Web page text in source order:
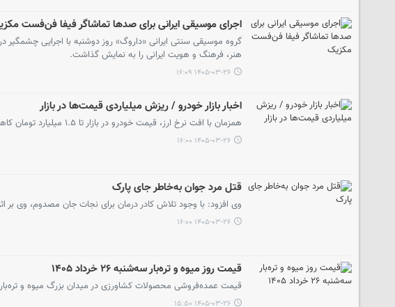
اجرای موسیقی ایرانی برای صدها تماشاگر فیفا فن‌فست
گروه موسیقی سنتی ایرانی «داروگ» روز دوشنبه با اجرایی چشمگیر
هنر، فرهنگ و هویت ایرانی را به نمایش گذاشت.
۱۴۰۵-۰۳-۲۶ ۱۶:۰۹
اخبار بازار خودرو / ریزش میلیاردی قیمت‌ها در بازار
همزمان با افت نرخ ارز، قیمت خودرو در بازار تا ۱.۵ میلیارد تومان کاهش یافت اما رکود معاملات همچنان ادامه دارد.
۱۴۰۵-۰۳-۲۶ ۱۶:۰۰
قتل مرد جوان به‌خاطر جای پارک
️وی افزود: با وجود تلاش کادر درمان برای نجات جان مصدوم، وی بر
۱۴۰۵-۰۳-۲۶ ۱۶:۰۰
قیمت روز میوه‌ و تره‌بار سه‌شنبه ۲۶ خرداد ۱۴۰۵
قیمت عمده‌فروشی محصولات کشاورزی در میدان بزرگ میوه و تره‌بار تهران برای هفته
۱۴۰۵-۰۳-۲۶ ۱۵:۵۰